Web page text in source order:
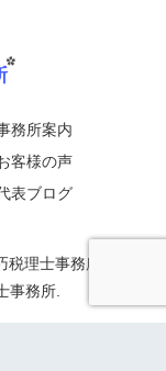
務所案内
客様の声
表ブログ
理士事務所｜起業
事務所.